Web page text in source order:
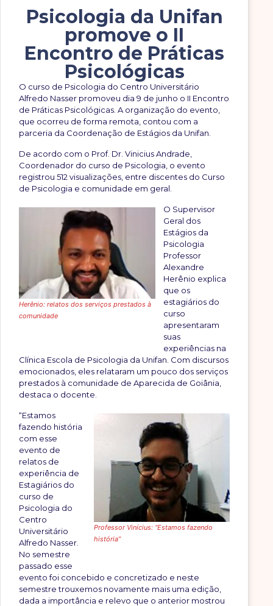
Psicologia da Unifan
promove o II
Encontro de Práticas
Psicológicas
O curso de Psicologia do Centro Universitário
Alfredo Nasser promoveu dia 9 de junho o II Encontro
de Práticas Psicológicas. A organização do evento,
que ocorreu de forma remota, contou com a
parceria da Coordenação de Estágios da Unifan.
De acordo com o Prof. Dr. Vinicius Andrade,
Coordenador do curso de Psicologia, o evento
registrou 512 visualizações, entre discentes do Curso
de Psicologia e comunidade em geral.
Herênio: relatos dos serviços prestados à
comunidade
O Supervisor
Geral dos
Estágios da
Psicologia
Professor
Alexandre
Herênio explica
que os
estagiários do
curso
apresentaram
suas
experiências na
Clínica Escola de Psicologia da Unifan. Com discursos
emocionados, eles relataram um pouco dos serviços
prestados à comunidade de Aparecida de Goiânia,
destaca o docente.
Professor Vinícius: “Estamos fazendo
história”
“Estamos
fazendo história
com esse
evento de
relatos de
experiência de
Estagiários do
curso de
Psicologia do
Centro
Universitário
Alfredo Nasser.
No semestre
passado esse
evento foi concebido e concretizado e neste
semestre trouxemos novamente mais uma edição,
dada a importância e relevo que o anterior mostrou